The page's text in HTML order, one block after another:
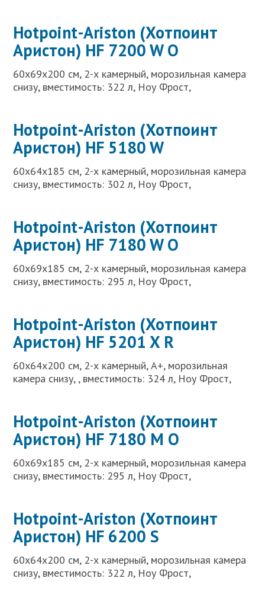
Hotpoint-Ariston (Хотпоинт
Аристон) HF 7200 W O
60x69x200 см, 2-х камерный, морозильная камера
снизу, вместимость: 322 л, Ноу Фрост,
Hotpoint-Ariston (Хотпоинт
Аристон) HF 5180 W
60x64x185 см, 2-х камерный, морозильная камера
снизу, вместимость: 302 л, Ноу Фрост,
Hotpoint-Ariston (Хотпоинт
Аристон) HF 7180 W O
60x69x185 см, 2-х камерный, морозильная камера
снизу, вместимость: 295 л, Ноу Фрост,
Hotpoint-Ariston (Хотпоинт
Аристон) HF 5201 X R
60x64x200 см, 2-х камерный, A+, морозильная
камера снизу, , вместимость: 324 л, Ноу Фрост,
Hotpoint-Ariston (Хотпоинт
Аристон) HF 7180 M О
60x69x185 см, 2-х камерный, морозильная камера
снизу, вместимость: 295 л, Ноу Фрост,
Hotpoint-Ariston (Хотпоинт
Аристон) HF 6200 S
60x64x200 см, 2-х камерный, морозильная камера
снизу, вместимость: 322 л, Ноу Фрост,